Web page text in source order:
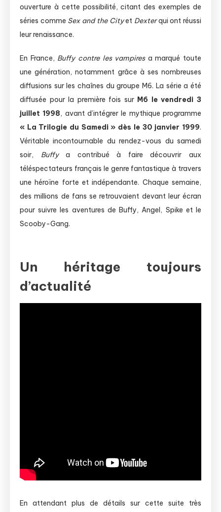
ouverture à cette possibilité, citant des exemples de
séries comme Sex and the Cityet Dexterqui ont réussi
leur renaissance.
En France, Buffy contre les vampiresa marqué toute
une génération, notamment grâce à ses nombreuses
diffusions sur les chaînes du groupe M6. La série a été
diffusée pour la première fois sur M6 le vendredi 3
juillet 1998, avant d’intégrer le mythique programme
« La Trilogie du Samedi » dès le 30 janvier 1999.
Véritable incontournable du rendez-vous du samedi
soir, Buffya contribué à faire découvrir aux
téléspectateurs français le genre fantastique à travers
une héroïne forte et indépendante. Chaque semaine,
des millions de fans se retrouvaient devant leur écran
pour suivre les aventures de Buffy, Angel, Spike et le
Scooby-Gang.
Un héritage toujours
d’actualité
En attendant plus de détails sur cette suite très